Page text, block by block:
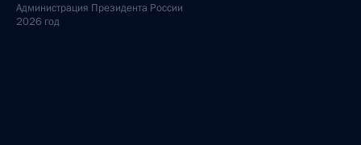
Администрация Президента России
2026 год